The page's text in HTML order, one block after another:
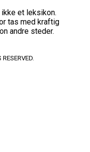
et leksikon.
tas med kraftig
andre steder.